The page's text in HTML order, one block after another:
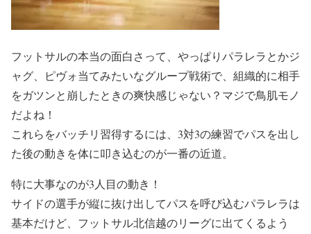
フットサルの本当の面白さって、やっぱりパラレラとかジ
ャグ、ピヴォ当てみたいなグループ戦術で、組織的に相手
をガツンと崩したときの爽快感じゃない？マジで鳥肌モノ
だよね！
これらをバッチリ習得するには、3対3の練習でパスを出し
た後の動きを体に叩き込むのが一番の近道。
特に大事なのが3人目の動き！
サイドの選手が縦に抜け出してパスを呼び込むパラレラは
基本だけど、フットサル北信越のリーグに出てくるよう